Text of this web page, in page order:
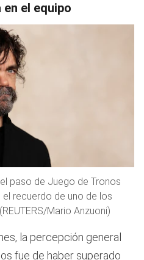
en el equipo
paso de Juego de Tronos
recuerdo de uno de los
Mario Anzuoni)
la percepción general
fue de haber superado